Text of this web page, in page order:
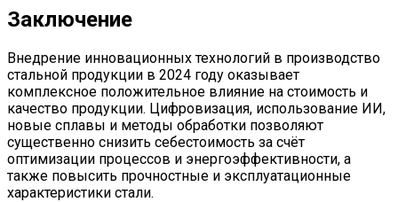
Заключение
Внедрение инновационных технологий в производство
стальной продукции в 2024 году оказывает
комплексное положительное влияние на стоимость и
качество продукции. Цифровизация, использование ИИ,
новые сплавы и методы обработки позволяют
существенно снизить себестоимость за счёт
оптимизации процессов и энергоэффективности, а
также повысить прочностные и эксплуатационные
характеристики стали.